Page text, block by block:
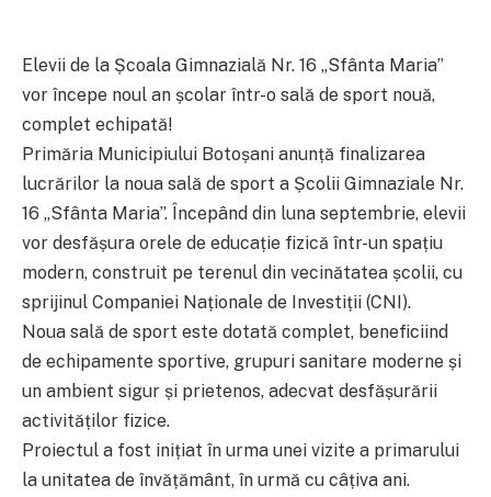
Elevii de la Școala Gimnazială Nr. 16 „Sfânta Maria”
vor începe noul an școlar într-o sală de sport nouă,
complet echipată!
Primăria Municipiului Botoșani anunță finalizarea
lucrărilor la noua sală de sport a Școlii Gimnaziale Nr.
16 „Sfânta Maria”. Începând din luna septembrie, elevii
vor desfășura orele de educație fizică într-un spațiu
modern, construit pe terenul din vecinătatea școlii, cu
sprijinul Companiei Naționale de Investiții (CNI).
Noua sală de sport este dotată complet, beneficiind
de echipamente sportive, grupuri sanitare moderne și
un ambient sigur și prietenos, adecvat desfășurării
activităților fizice.
Proiectul a fost inițiat în urma unei vizite a primarului
la unitatea de învățământ, în urmă cu câțiva ani.